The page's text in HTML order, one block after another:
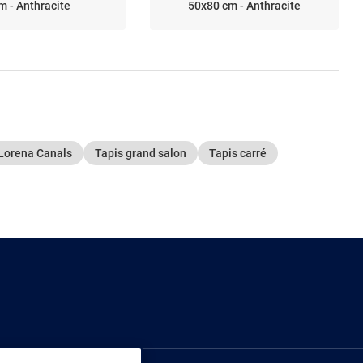
- Anthracite
50x80 cm - Anthracite
Canals Tapis grand salon
Tapis carré